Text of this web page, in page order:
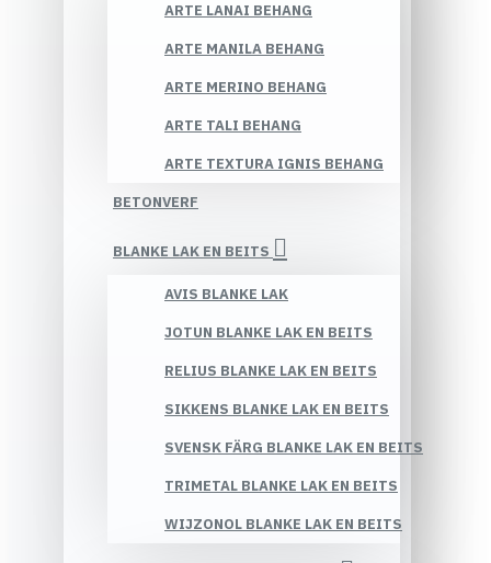
ARTE LANAI BEHANG
ARTE MANILA BEHANG
ARTE MERINO BEHANG
ARTE TALI BEHANG
ARTE TEXTURA IGNIS BEHANG
BETONVERF
BLANKE LAK EN BEITS
AVIS BLANKE LAK
JOTUN BLANKE LAK EN BEITS
RELIUS BLANKE LAK EN BEITS
SIKKENS BLANKE LAK EN BEITS
SVENSK FÄRG BLANKE LAK EN BEITS
TRIMETAL BLANKE LAK EN BEITS
WIJZONOL BLANKE LAK EN BEITS